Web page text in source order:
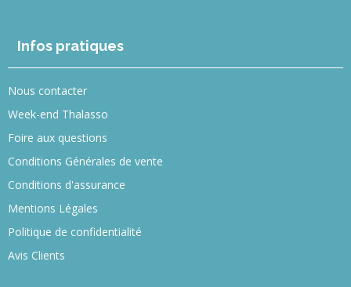
Infos pratiques
Nous contacter
Week-end Thalasso
Foire aux questions
Conditions Générales de vente
Conditions d'assurance
Mentions Légales
Politique de confidentialité
Avis Clients